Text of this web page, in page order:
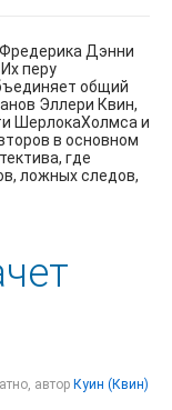
Дэнни
перу
общий
Эллери Квин,
ШерлокаХолмса и
в основном
где
ложных следов,
автор Куин (Квин)